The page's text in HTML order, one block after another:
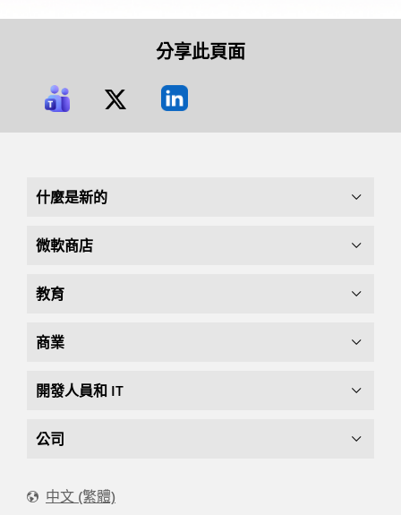
分享此頁面
什麼是新的
微軟商店
教育
商業
開發人員和 IT
公司
中文 (繁體)